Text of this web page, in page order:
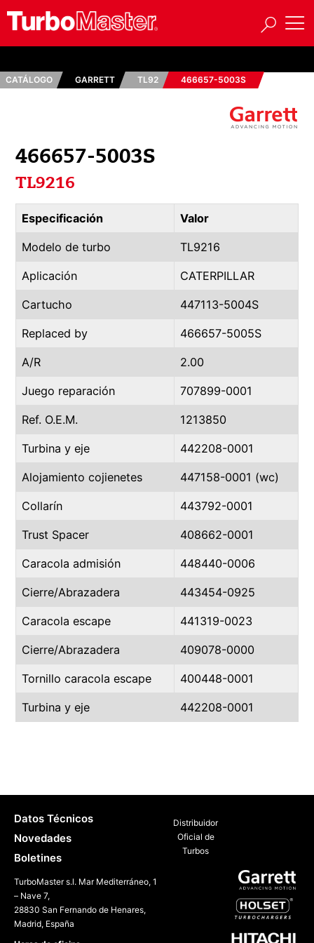
CATÁLOGO GARRETT TL92 466657-5003S
466657-5003S
TL9216
Especificación Valor
Modelo de turbo TL9216
Aplicación CATERPILLAR
Cartucho 447113-5004S
Replaced by 466657-5005S
A/R 2.00
Juego reparación 707899-0001
Ref. O.E.M. 1213850
Turbina y eje 442208-0001
Alojamiento cojienetes 447158-0001 (wc)
Collarín 443792-0001
Trust Spacer 408662-0001
Caracola admisión 448440-0006
Cierre/Abrazadera 443454-0925
Caracola escape 441319-0023
Cierre/Abrazadera 409078-0000
Tornillo caracola escape 400448-0001
Turbina y eje 442208-0001
Distribuidor
Oficial de
Turbos
Datos Técnicos
Novedades
Boletines
TurboMaster s.l. Mar Mediterráneo, 1
– Nave 7,
28830 San Fernando de Henares,
Madrid, España